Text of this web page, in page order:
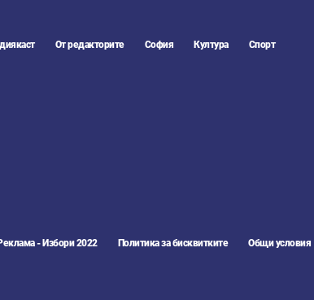
От редакторите София Култура
Спорт
- Избори 2022 Политика за бисквитките
Общи условия